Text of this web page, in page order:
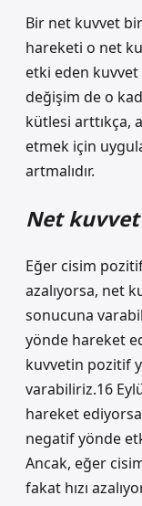
Bir net kuvvet
hareketi o net
etki eden
değişim de o
kütlesi arttıkça,
etmek için
artmalıdır.
Net
Eğer cisim
azalıyorsa, net
sonucuna
yönde hareket
kuvvetin pozitif
varabiliriz.16
hareket
negatif yönde
Ancak, eğer
fakat hızı